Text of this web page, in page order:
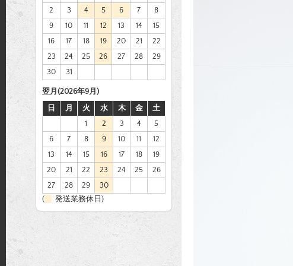
2 3 4 5 6 7
8
9
10 11 12 13 14
15
16
17 18 19 20 21
22
23
24 25 26 27 28
29
30
31
翌月(2026年9月)
日
月 火 水 木 金
土
1
2 3 4
5
6
7 8 9 10 11
12
13
14 15 16 17 18
19
20
21 22 23 24 25
26
27
28 29
30
(
発送業務休日)